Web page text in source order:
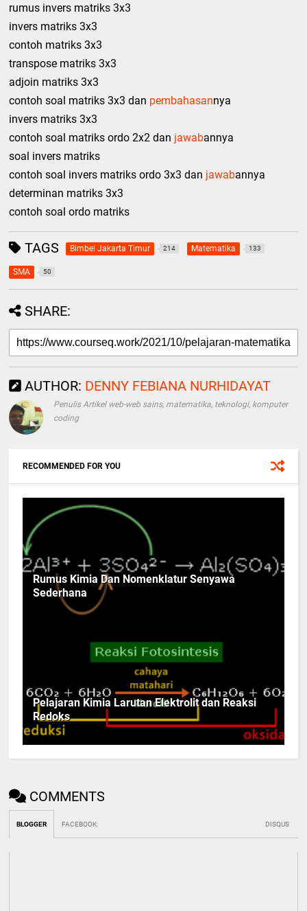
rumus invers matriks 3x3
invers matriks 3x3
contoh matriks 3x3
transpose matriks 3x3
adjoin matriks 3x3
contoh soal matriks 3x3 dan pembahasannya
invers matriks 3x3
contoh soal matriks ordo 2x2 dan jawabannya
soal invers matriks
contoh soal invers matriks ordo 3x3 dan jawabannya
determinan matriks 3x3
contoh soal ordo matriks
TAGS Bimbel Jakarta Timur 214 Matematika 133
SMA 50
SHARE:
AUTHOR: DENNY FEBIANA NURHIDAYAT
Penulis Artikel web-web sains, matematika, teknologi, komputer
coding
RECOMMENDED FOR YOU
Rumus Kimia Dan Nomenklatur Senyawa
Sederhana
Pelajaran Kimia Larutan Elektrolit dan Reaksi
Redoks
COMMENTS
BLOGGER FACEBOOK: DISQUS